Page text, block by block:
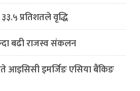
प्रतिशतले वृद्धि
बढी राजस्व संकलन
आइसिसी इमर्जिङ एसिया बैंकिङ